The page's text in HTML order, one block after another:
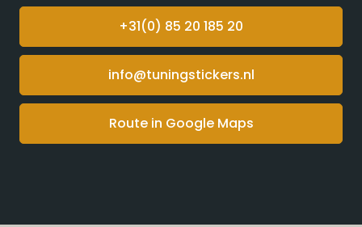
+31(0) 85 20 185 20
info@tuningstickers.nl
Route in Google Maps